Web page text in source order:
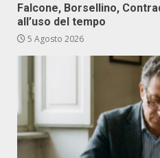
Falcone, Borsellino,
all’uso del tempo
5 Agosto 2026